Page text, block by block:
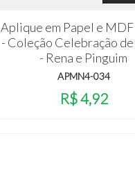
Aplique em Papel e
- Coleção Celebração
- Rena e Pinguim
APMN4-034
R$ 4,92